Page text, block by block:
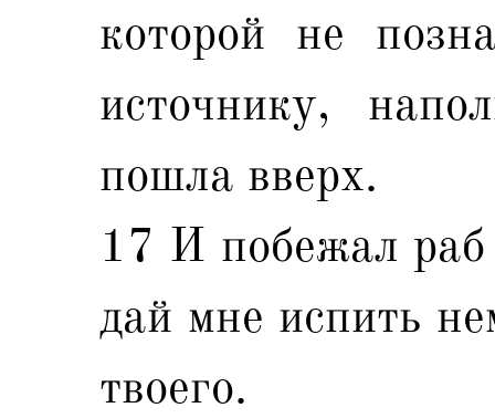
которой не
источнику,
пошла вверх.
17 И побежал раб
дай мне испить
твоего.